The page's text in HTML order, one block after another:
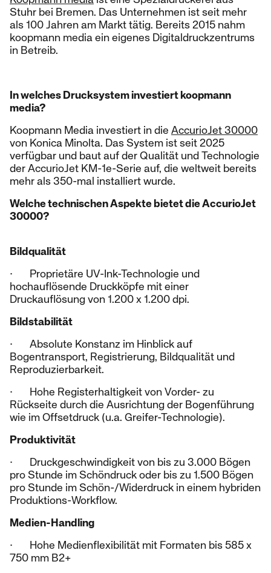
Stuhr bei Bremen. Das Unternehmen ist seit mehr
als 100 Jahren am Markt tätig. Bereits 2015 nahm
koopmann media ein eigenes Digitaldruckzentrums
in Betreib.
In welches Drucksystem investiert koopmann
media?
Koopmann Media investiert in die AccurioJet 30000
von Konica Minolta. Das System ist seit 2025
verfügbar und baut auf der Qualität und Technologie
der AccurioJet KM-1e-Serie auf, die weltweit bereits
mehr als 350-mal installiert wurde.
Welche technischen Aspekte bietet die AccurioJet
30000?
Bildqualität
· Proprietäre UV-Ink-Technologie und
hochauflösende Druckköpfe mit einer
Druckauflösung von 1.200 x 1.200 dpi.
Bildstabilität
· Absolute Konstanz im Hinblick auf
Bogentransport, Registrierung, Bildqualität und
Reproduzierbarkeit.
· Hohe Registerhaltigkeit von Vorder- zu
Rückseite durch die Ausrichtung der Bogenführung
wie im Offsetdruck (u.a. Greifer-Technologie).
Produktivität
· Druckgeschwindigkeit von bis zu 3.000 Bögen
pro Stunde im Schöndruck oder bis zu 1.500 Bögen
pro Stunde im Schön-/Widerdruck in einem hybriden
Produktions-Workflow.
Medien-Handling
· Hohe Medienflexibilität mit Formaten bis 585 x
750 mm B2+